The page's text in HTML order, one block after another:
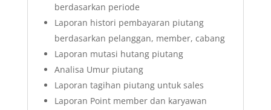
berdasarkan periode
Laporan histori pembayaran piutang
berdasarkan pelanggan, member, cabang
Laporan mutasi hutang piutang
Analisa Umur piutang
Laporan tagihan piutang untuk sales
Laporan Point member dan karyawan